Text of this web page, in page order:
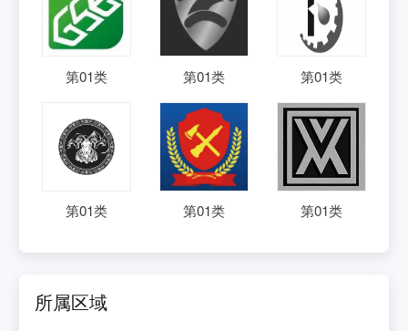
第01类 第01类 第01类
第01类 第01类 第01类
所属区域